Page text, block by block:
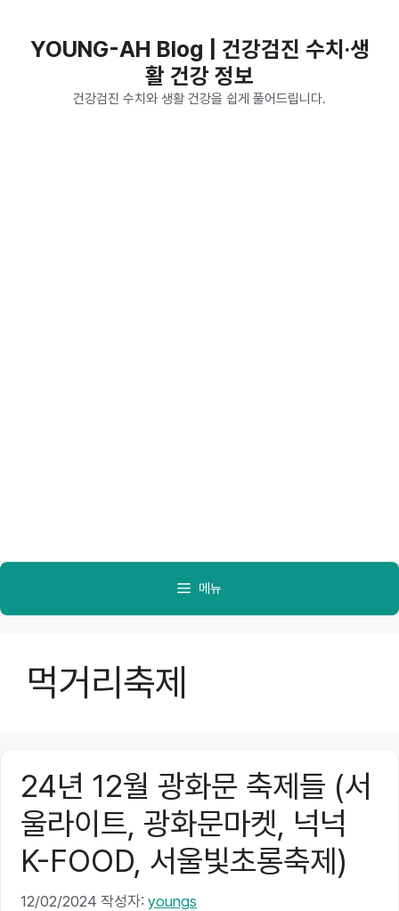
YOUNG-AH Blog | 건강검진 수치·생
활 건강 정보
건강검진 수치와 생활 건강을 쉽게 풀어드립니다.
메뉴
먹거리축제
24년 12월 광화문 축제들 (서
울라이트, 광화문마켓, 넉넉
K-FOOD, 서울빛초롱축제)
12/02/2024 작성자: youngs